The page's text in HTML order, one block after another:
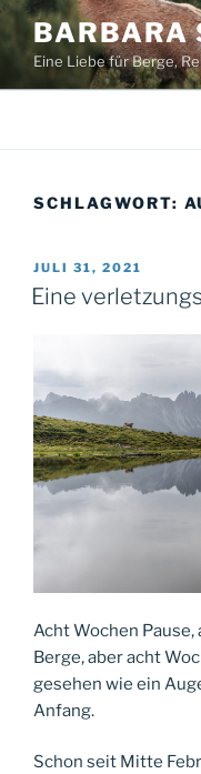
Zum
Inhalt
springen
BARBARA
Eine Liebe für Berge,
SCHLAGWORT:
VERÖFFENTLICHT
AM
JULI 31, 2021
Eine
Acht Wochen
Berge, aber acht
gesehen wie ein
Anfang.
Schon seit Mitte